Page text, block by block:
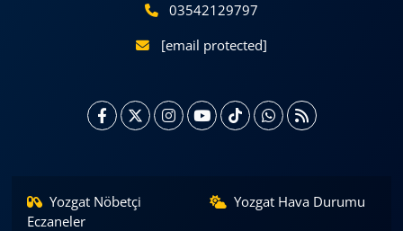
03542129797
[email protected]
Yozgat Nöbetçi
Eczaneler
Yozgat Hava Durumu